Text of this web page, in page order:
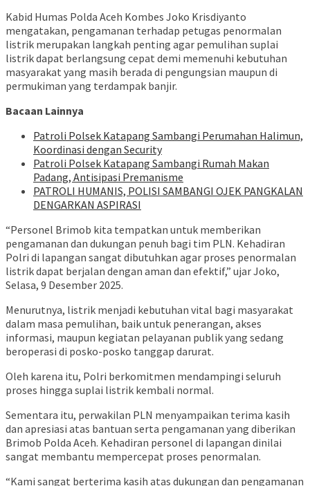
Kabid Humas Polda Aceh Kombes Joko Krisdiyanto
mengatakan, pengamanan terhadap petugas penormalan
listrik merupakan langkah penting agar pemulihan suplai
listrik dapat berlangsung cepat demi memenuhi kebutuhan
masyarakat yang masih berada di pengungsian maupun di
permukiman yang terdampak banjir.
Bacaan Lainnya
‎Patroli Polsek Katapang Sambangi Perumahan Halimun,
Koordinasi dengan Security
‎Patroli Polsek Katapang Sambangi Rumah Makan
Padang, Antisipasi Premanisme
‎PATROLI HUMANIS, POLISI SAMBANGI OJEK PANGKALAN
DENGARKAN ASPIRASI
“Personel Brimob kita tempatkan untuk memberikan
pengamanan dan dukungan penuh bagi tim PLN. Kehadiran
Polri di lapangan sangat dibutuhkan agar proses penormalan
listrik dapat berjalan dengan aman dan efektif,” ujar Joko,
Selasa, 9 Desember 2025.
Menurutnya, listrik menjadi kebutuhan vital bagi masyarakat
dalam masa pemulihan, baik untuk penerangan, akses
informasi, maupun kegiatan pelayanan publik yang sedang
beroperasi di posko-posko tanggap darurat.
Oleh karena itu, Polri berkomitmen mendampingi seluruh
proses hingga suplai listrik kembali normal.
Sementara itu, perwakilan PLN menyampaikan terima kasih
dan apresiasi atas bantuan serta pengamanan yang diberikan
Brimob Polda Aceh. Kehadiran personel di lapangan dinilai
sangat membantu mempercepat proses penormalan.
“Kami sangat berterima kasih atas dukungan dan pengamanan